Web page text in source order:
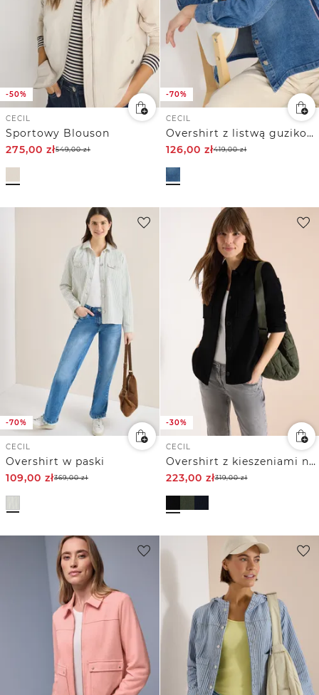
-50%
CECIL
Sportowy Blouson
275,00 zł549,00zł
-70%
CECIL
Overshirt z listwą guzikową
126,00 zł419,00zł
-70%
CECIL
Overshirt w paski
109,00 zł369,00zł
-30%
CECIL
Overshirt z kieszeniami na piersi i strukturą
223,00 zł319,00zł